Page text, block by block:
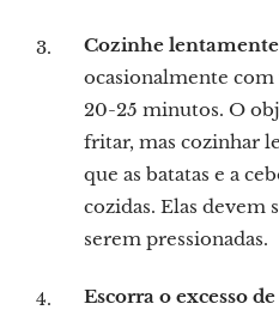
Cozinhe lentamente
ocasionalmente com
20-25 minutos. O
fritar, mas cozinhar
que as batatas e a
cozidas. Elas devem
serem pressionadas.
Escorra o excesso